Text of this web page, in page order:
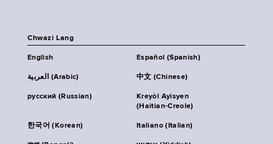
Chwazi Lang
English Español (Spanish)
العربية (Arabic) 中文 (Chinese)
русский (Russian)
Kreyòl Ayisyen
(Haitian-Creole)
한국어 (Korean) Italiano (Italian)